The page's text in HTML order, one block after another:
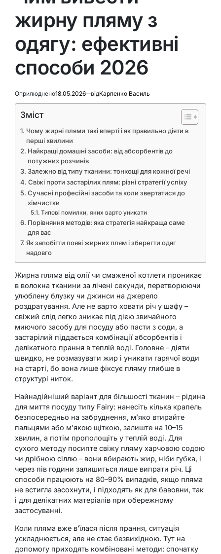
жирну пляму з
одягу: ефективні
способи 2026
Оприлюднено18.05.2026 відКарпенко Василь
Зміст
Чому жирні плями такі вперті і як правильно діяти в
перші хвилини
Найкращі домашні засоби: від абсорбентів до
потужних розчинів
Залежно від типу тканини: тонкощі для кожної речі
Свіжі проти застарілих плям: різні стратегії успіху
Сучасні професійні засоби та коли звертатися до
хімчистки
Типові помилки, яких варто уникати
Порівняння методів: яка стратегія найкраща саме
для вас
Як запобігти появі жирних плям і зберегти одяг
надовго
Жирна пляма від олії чи смаженої котлети проникає
в волокна тканини за лічені секунди, перетворюючи
улюблену блузку чи джинси на джерело
роздратування. Але не варто ховати річ у шафу –
свіжий слід легко зникає під дією звичайного
миючого засобу для посуду або пасти з соди, а
застарілий піддається комбінації абсорбентів і
делікатного прання в теплій воді. Головне – діяти
швидко, не розмазувати жир і уникати гарячої води
на старті, бо вона лише фіксує пляму глибше в
структурі ниток.
Найнадійніший варіант для більшості тканин – рідина
для миття посуду типу Fairy: нанесіть кілька крапель
безпосередньо на забруднення, м’яко втирайте
пальцями або м’якою щіткою, залиште на 10–15
хвилин, а потім прополощіть у теплій воді. Для
сухого методу посипте свіжу пляму харчовою содою
чи дрібною сіллю – вони вбирають жир, ніби губка, і
через пів години залишиться лише випрати річ. Ці
способи працюють на 80–90% випадків, якщо пляма
не встигла засохнути, і підходять як для бавовни, так
і для делікатних матеріалів при обережному
застосуванні.
Коли пляма вже в’їлася після прання, ситуація
ускладнюється, але не стає безвихідною. Тут на
допомогу приходять комбіновані методи: спочатку